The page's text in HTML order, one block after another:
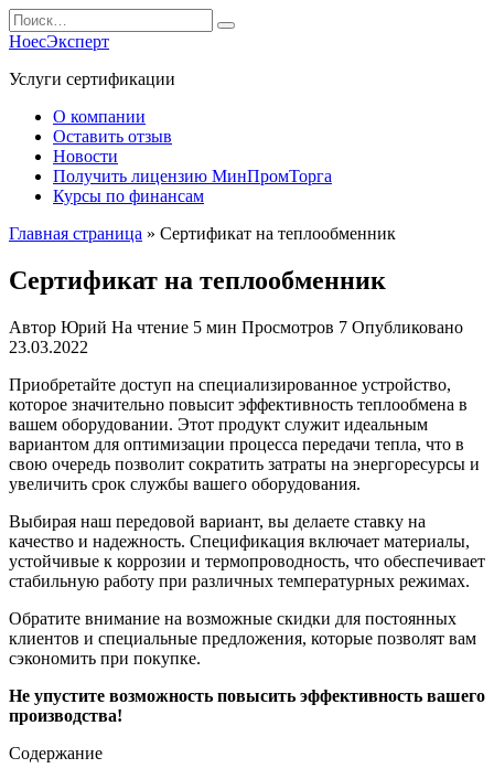
Перейти
к
содержанию
Search
for:
НоесЭксперт
Услуги сертификации
О компании
Оставить отзыв
Новости
Получить лицензию МинПромТорга
Курсы по финансам
Главная страница » Сертификат на теплообменник
Сертификат на теплообменник
Автор Юрий На чтение 5 мин Просмотров 7 Опубликовано
23.03.2022
Приобретайте доступ на специализированное устройство,
которое значительно повысит эффективность теплообмена в
вашем оборудовании. Этот продукт служит идеальным
вариантом для оптимизации процесса передачи тепла, что в
свою очередь позволит сократить затраты на энергоресурсы и
увеличить срок службы вашего оборудования.
Выбирая наш передовой вариант, вы делаете ставку на
качество и надежность. Спецификация включает материалы,
устойчивые к коррозии и термопроводность, что обеспечивает
стабильную работу при различных температурных режимах.
Обратите внимание на возможные скидки для постоянных
клиентов и специальные предложения, которые позволят вам
сэкономить при покупке.
Не упустите возможность повысить эффективность вашего
производства!
Содержание